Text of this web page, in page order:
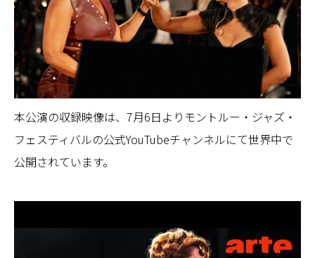
本公演の収録映像は、7月6日よりモントルー・ジャズ・
フェスティバルの公式YouTubeチャンネルにて世界中で
公開されています。